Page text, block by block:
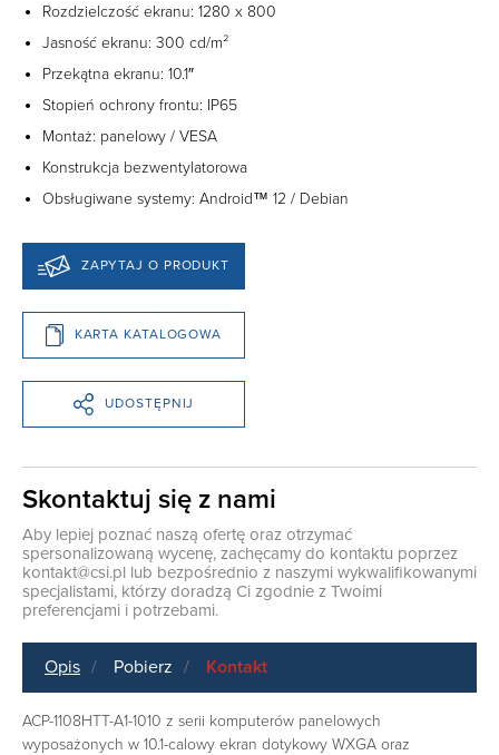
Rozdzielczość ekranu: 1280 x 800
Jasność ekranu: 300 cd/m²
Przekątna ekranu: 10.1″
Stopień ochrony frontu: IP65
Montaż: panelowy / VESA
Konstrukcja bezwentylatorowa
Obsługiwane systemy: Android™ 12 / Debian
ZAPYTAJ O PRODUKT
KARTA KATALOGOWA
UDOSTĘPNIJ
Skontaktuj się z nami
Aby lepiej poznać naszą ofertę oraz otrzymać
spersonalizowaną wycenę, zachęcamy do kontaktu poprzez
kontakt@csi.pl lub bezpośrednio z naszymi wykwalifikowanymi
specjalistami, którzy doradzą Ci zgodnie z Twoimi
preferencjami i potrzebami.
Opis Pobierz Kontakt
ACP-1108HTT-A1-1010 z serii komputerów panelowych
wyposażonych w 10.1-calowy ekran dotykowy WXGA oraz